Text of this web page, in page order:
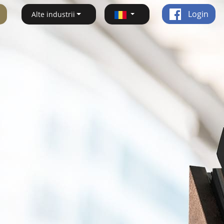
Alte industrii Login